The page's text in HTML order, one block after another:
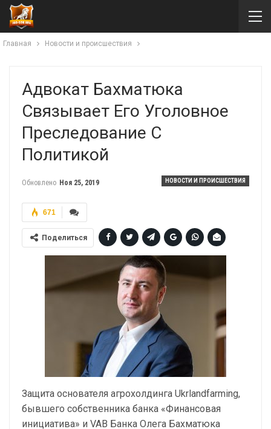
Главная Новости и происшествия
Адвокат Бахматюка
Связывает Его Уголовное
Преследование С
Политикой
НОВОСТИ И ПРОИСШЕСТВИЯ
Обновлено Ноя 25, 2019
671
Поделиться
Защита основателя агрохолдинга Ukrlandfarming,
бывшего собственника банка «Финансовая
инициатива» и VAB Банка Олега Бахматюка